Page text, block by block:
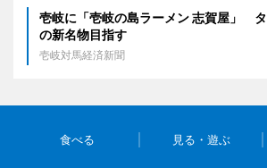
壱岐に「壱岐の島ラーメン 志賀屋」
の新名物目指す
壱岐対馬経済新聞
食べる 見る・遊ぶ